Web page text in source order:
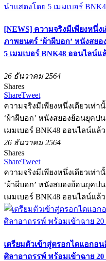
[NEWS] ความจริงมีเพียงหนึ่ง
ภาพยนตร์ ‘ผ้าผีบอก’ หนังสย
5 เมมเบอร์ BNK48 ออนไลน์แ
26 ธันวาคม 2564
Shares
ShareTweet
ความจริงมีเพียงหนึ่งเดียวเท่
‘ผ้าผีบอก’ หนังสยองย้อนยุคป
เมมเบอร์ BNK48 ออนไลน์แล้
26 ธันวาคม 2564
Shares
ShareTweet
ความจริงมีเพียงหนึ่งเดียวเท่
‘ผ้าผีบอก’ หนังสยองย้อนยุคป
เมมเบอร์ BNK48 ออนไลน์แล้
เตรียมตัวเข้าสู่ตรอกไดแอกอ
ศิลาอาถรรพ์ พร้อมเข้าฉาย